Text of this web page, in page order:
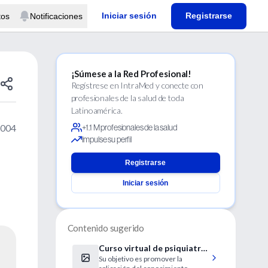
Notificaciones Iniciar sesión Registrarse
¡Súmese a la Red Profesional!
Regístrese en IntraMed y conecte con
profesionales de la salud de toda
Latinoamérica.
+1.1 M profesionales de la salud
Impulse su perfil
Registrarse
Iniciar sesión
Contenido sugerido
Curso virtual de psiquiatría
antropológica
Su objetivo es promover la